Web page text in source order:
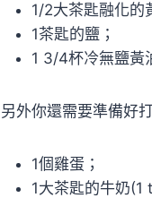
1/2大茶匙融化的
1茶匙的鹽；
1 3/4杯冷無鹽黃
另外你還需要準備好
1個雞蛋；
1大茶匙的牛奶